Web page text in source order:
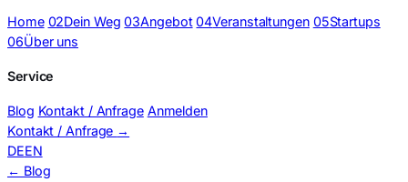
Home 02Dein Weg 03Angebot 04Veranstaltungen 05Startups
06Über uns
Service
Blog Kontakt / Anfrage Anmelden
Kontakt / Anfrage →
DEEN
← Blog